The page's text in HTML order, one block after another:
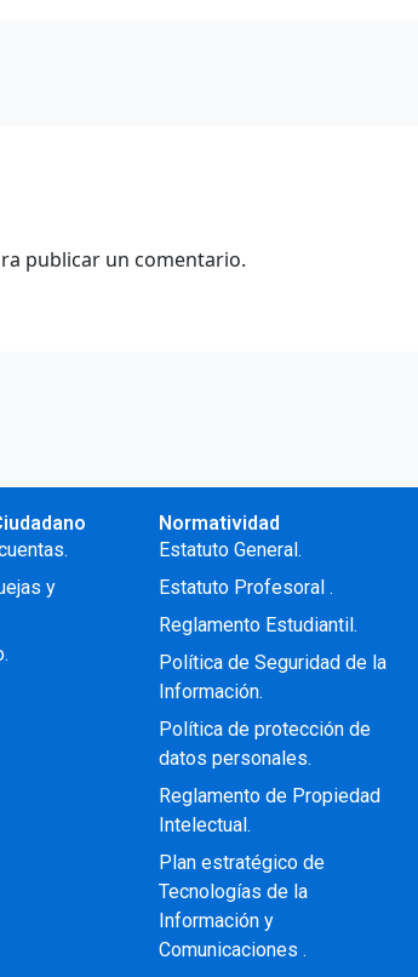
publicar un comentario.
y
Normatividad
Estatuto General.
Estatuto Profesoral .
Reglamento Estudiantil.
Política de Seguridad de la
Información.
Política de protección de
datos personales.
Reglamento de Propiedad
Intelectual .
Plan estratégico de
Tecnologías de la
Información y
Comunicaciones .